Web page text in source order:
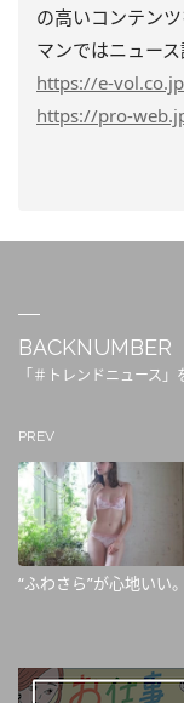
の高いコンテン
マンではニュース
https://e-vol.co.jp
https://pro-
BACKNUMBER
「＃トレンドニュース」
PREV
“ふわさら”が心地いい